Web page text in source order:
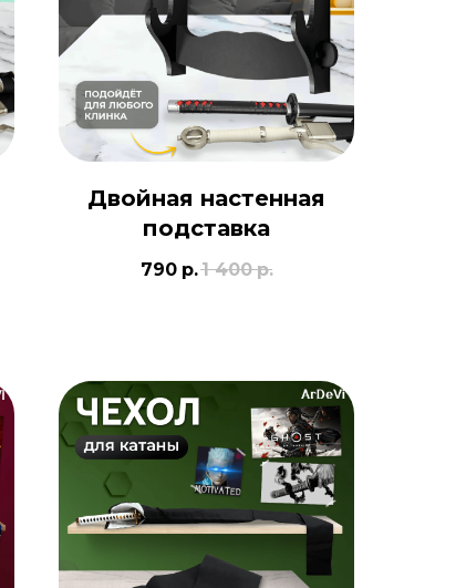
Двойная настенная
подставка
790 р.1 400 р.